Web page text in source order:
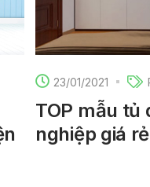
23/01/2021
TOP mẫu tủ
nghiệp giá